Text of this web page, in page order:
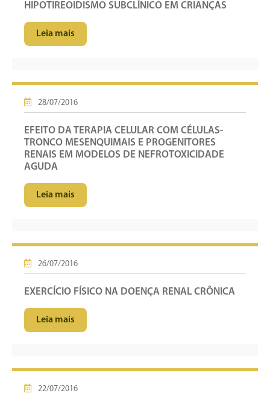
HIPOTIREOIDISMO SUBCLÍNICO EM CRIANÇAS
Leia mais
28/07/2016
EFEITO DA TERAPIA CELULAR COM CÉLULAS-
TRONCO MESENQUIMAIS E PROGENITORES
RENAIS EM MODELOS DE NEFROTOXICIDADE
AGUDA
Leia mais
26/07/2016
EXERCÍCIO FÍSICO NA DOENÇA RENAL CRÔNICA
Leia mais
22/07/2016